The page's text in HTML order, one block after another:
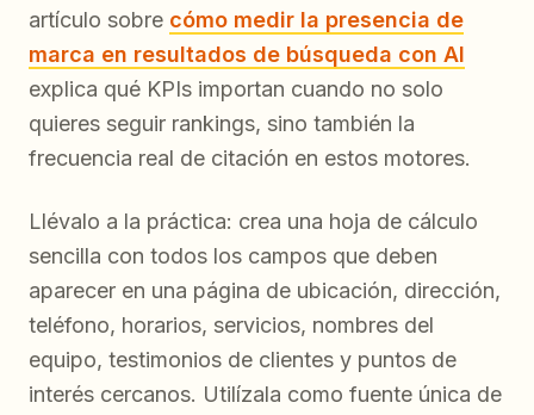
artículo sobre cómo medir la presencia de
marca en resultados de búsqueda con AI
explica qué KPIs importan cuando no solo
quieres seguir rankings, sino también la
frecuencia real de citación en estos motores.
Llévalo a la práctica: crea una hoja de cálculo
sencilla con todos los campos que deben
aparecer en una página de ubicación, dirección,
teléfono, horarios, servicios, nombres del
equipo, testimonios de clientes y puntos de
interés cercanos. Utilízala como fuente única de